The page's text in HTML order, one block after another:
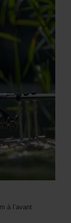
à l’avant